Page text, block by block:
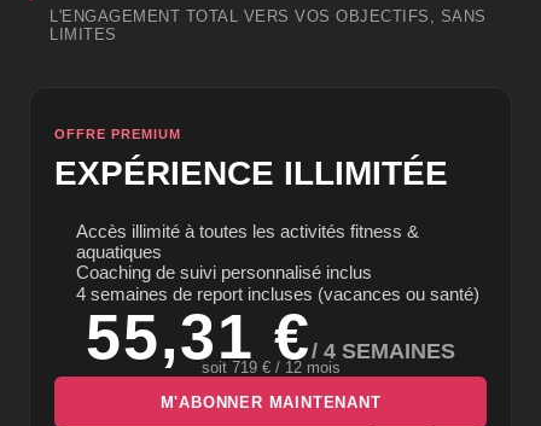
L'ENGAGEMENT TOTAL VERS VOS OBJECTIFS, SANS
LIMITES
OFFRE PREMIUM
EXPÉRIENCE ILLIMITÉE
Accès illimité à toutes les activités fitness &
aquatiques
Coaching de suivi personnalisé inclus
4 semaines de report incluses (vacances ou santé)
55,31 €/ 4 SEMAINES
soit 719 € / 12 mois
M'ABONNER MAINTENANT